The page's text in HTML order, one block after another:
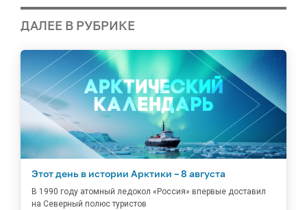
ДАЛЕЕ В РУБРИКЕ
Этот день в истории Арктики – 8 августа
В 1990 году атомный ледокол «Россия» впервые доставил
на Северный полюс туристов